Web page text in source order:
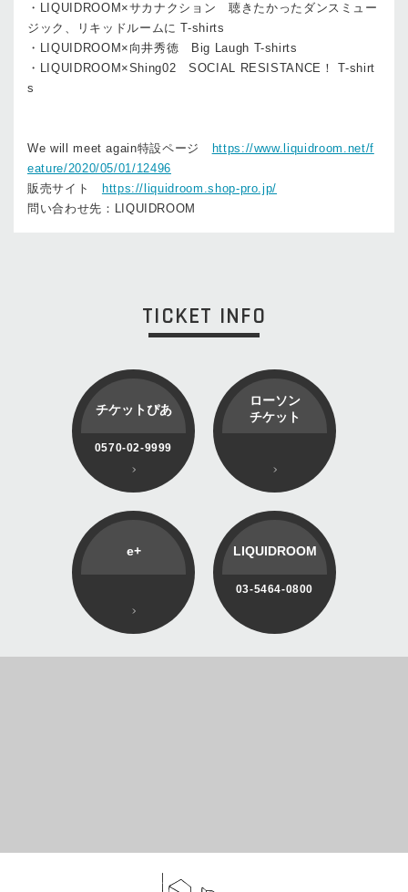
・LIQUIDROOM×サカナクション 聴きたかったダンスミュー
ジック、リキッドルームに T-shirts
・LIQUIDROOM×向井秀徳 Big Laugh T-shirts
・LIQUIDROOM×Shing02 SOCIAL RESISTANCE！ T-shirt
s
We will meet again特設ページ
https://www.liquidroom.net/f
eature/2020/05/01/12496
販売サイト
https://liquidroom.shop-pro.jp/
問い合わせ先：LIQUIDROOM
TICKET INFO
チケットぴあ
0570-02-9999
ローソン
チケット
e+ LIQUIDROOM
03-5464-0800